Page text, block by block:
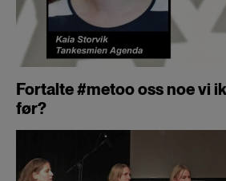
Fortalte #metoo oss noe vi
før?